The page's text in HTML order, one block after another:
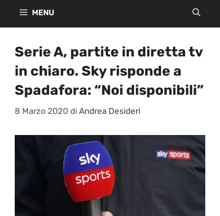
MENU
Serie A, partite in diretta tv
in chiaro. Sky risponde a
Spadafora: “Noi disponibili”
8 Marzo 2020 di Andrea Desideri